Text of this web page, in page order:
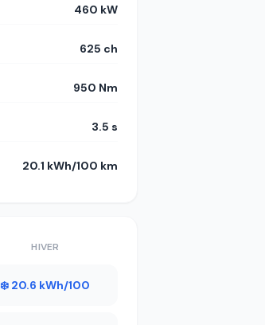
460 kW
625 ch
950 Nm
3.5 s
20.1 kWh/100 km
HIVER
❄️ 20.6 kWh/100